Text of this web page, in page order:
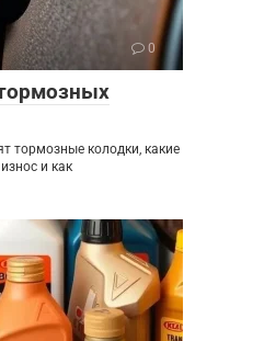
0
тормозные колодки, какие
и как